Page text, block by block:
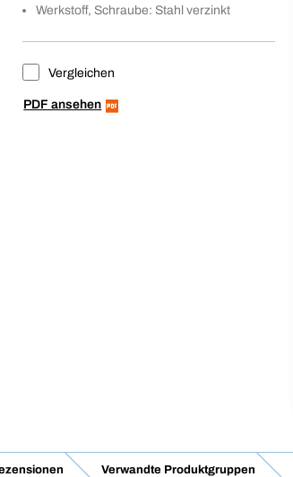
Werkstoff, Schraube: Stahl verzinkt
Vergleichen
PDF ansehen
Verwandte Produktgruppen